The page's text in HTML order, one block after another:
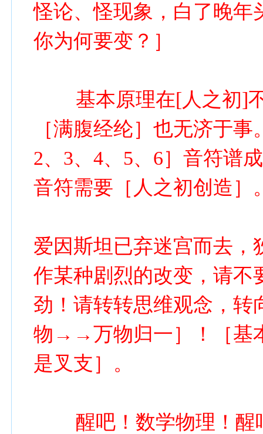
怪论、怪现象，白了晚年
你为何要变？］
基本原理在[人之初]不
［满腹经纶］也无济于
2、3、4、5、6］音符谱
音符需要［人之初创造］
爱因斯坦已弃迷宫而去，
作某种剧烈的改变，请不
劲！请转转思维观念，转
物→→万物归一］！［基
是叉支］。
醒吧！数学物理！醒